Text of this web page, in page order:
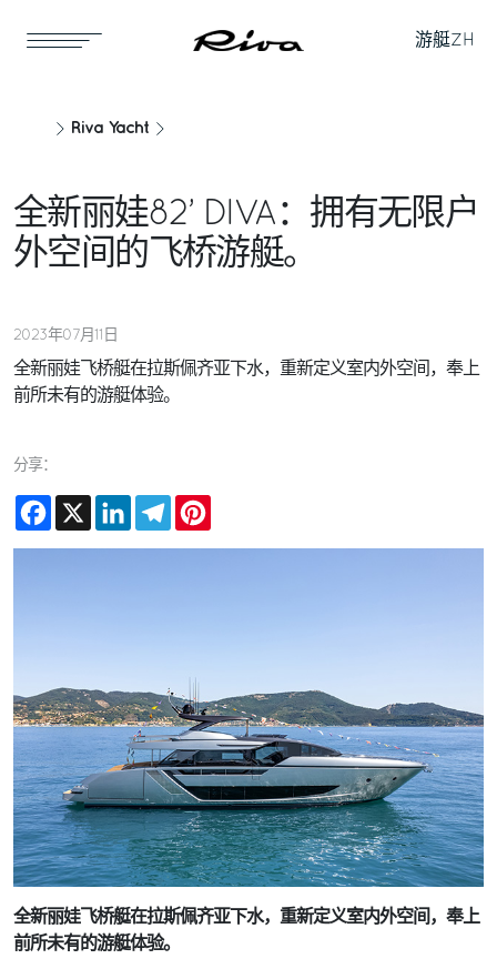
游艇ZH
Riva Yacht
全新丽娃82’ DIVA：拥有无限户
外空间的飞桥游艇。
2023年07月11日
全新丽娃飞桥艇在拉斯佩齐亚下水，重新定义室内外空间，奉上
前所未有的游艇体验。
分享：
Facebook
X LinkedInTelegram
全新丽娃飞桥艇在拉斯佩齐亚下水，重新定义室内外空间，奉上
前所未有的游艇体验。